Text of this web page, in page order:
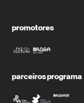
promotores
parceiros programa